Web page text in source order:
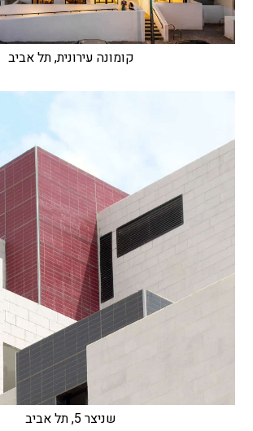
קומונה עירונית, תל אביב
שניצר 5, תל אביב